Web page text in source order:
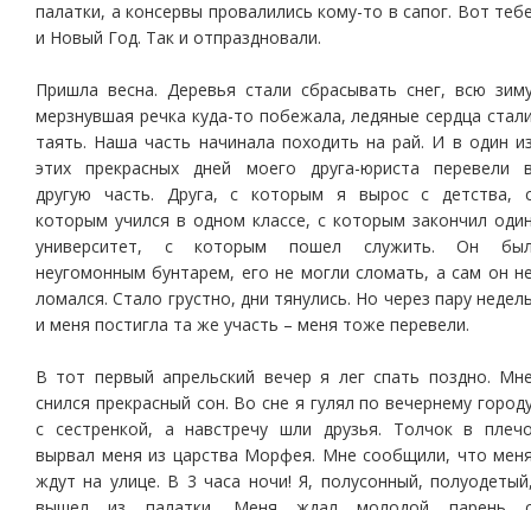
палатки, а консервы провалились кому-то в сапог. Вот
и Новый Год. Так и отпраздновали.
Пришла весна. Деревья стали сбрасывать снег, всю
мерзнувшая речка куда-то побежала, ледяные сердца
таять. Наша часть начинала походить на рай. И в один
этих прекрасных дней моего друга-юриста перевели
другую часть. Друга, с которым я вырос с детства,
которым учился в одном классе, с которым закончил
университет, с которым пошел служить. Он
неугомонным бунтарем, его не могли сломать, а сам он
ломался. Стало грустно, дни тянулись. Но через пару
и меня постигла та же участь – меня тоже перевели.
В тот первый апрельский вечер я лег спать поздно.
снился прекрасный сон. Во сне я гулял по вечернему
с сестренкой, а навстречу шли друзья. Толчок в
вырвал меня из царства Морфея. Мне сообщили, что
ждут на улице. В 3 часа ночи! Я, полусонный,